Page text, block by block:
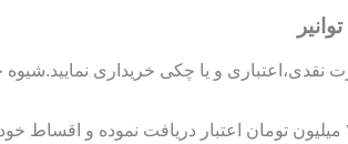
نقدی،اعتباری و یا چکی خریداری